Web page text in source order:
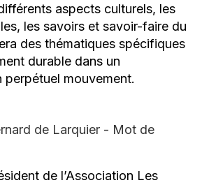
aspects culturels, les
les savoirs et savoir-faire du
des thématiques spécifiques
durable dans un
perpétuel mouvement.
de Larquier - Mot de
de l’Association Les